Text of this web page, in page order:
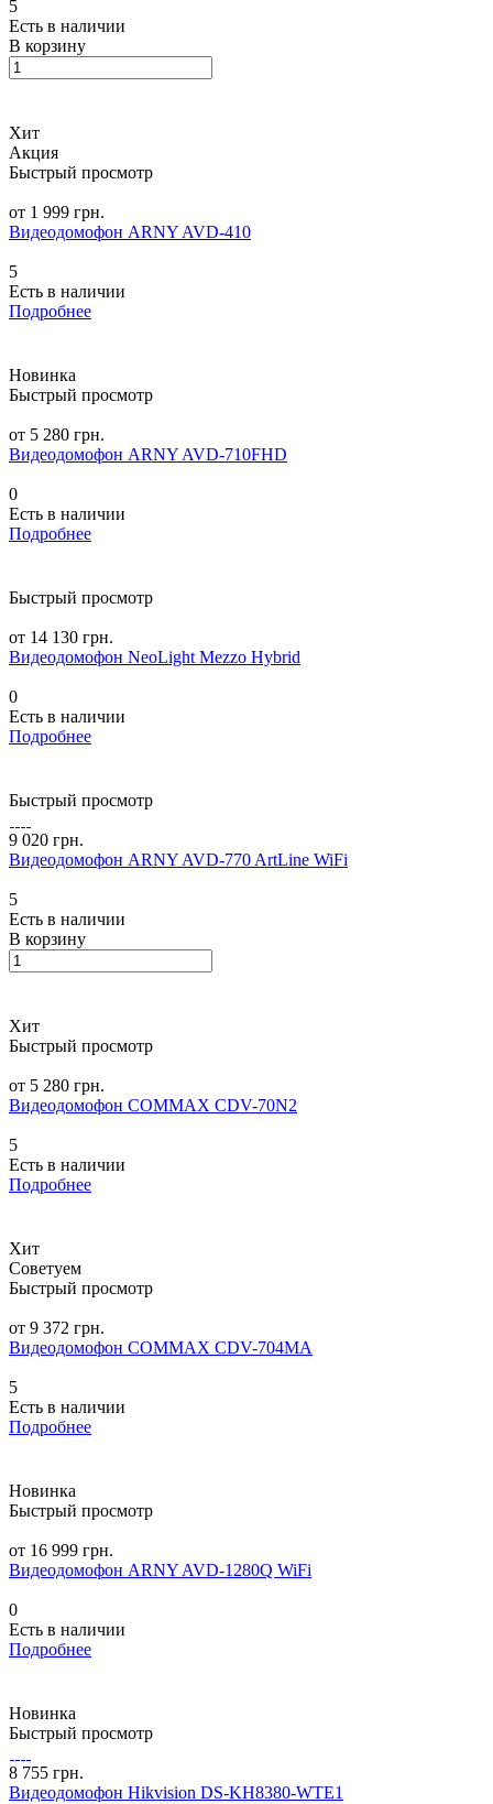
5
Есть в наличии
В корзину
Хит
Акция
Быстрый просмотр
от 1 999 грн.
Видеодомофон ARNY AVD-410
5
Есть в наличии
Подробнее
Новинка
Быстрый просмотр
от 5 280 грн.
Видеодомофон ARNY AVD-710FHD
0
Есть в наличии
Подробнее
Быстрый просмотр
от 14 130 грн.
Видеодомофон NeoLight Mezzo Hybrid
0
Есть в наличии
Подробнее
Быстрый просмотр
9 020 грн.
Видеодомофон ARNY AVD-770 ArtLine WiFi
5
Есть в наличии
В корзину
Хит
Быстрый просмотр
от 5 280 грн.
Видеодомофон COMMAX CDV-70N2
5
Есть в наличии
Подробнее
Хит
Советуем
Быстрый просмотр
от 9 372 грн.
Видеодомофон COMMAX CDV-704MA
5
Есть в наличии
Подробнее
Новинка
Быстрый просмотр
от 16 999 грн.
Видеодомофон ARNY AVD-1280Q WiFi
0
Есть в наличии
Подробнее
Новинка
Быстрый просмотр
8 755 грн.
Видеодомофон Hikvision DS-KH8380-WTE1